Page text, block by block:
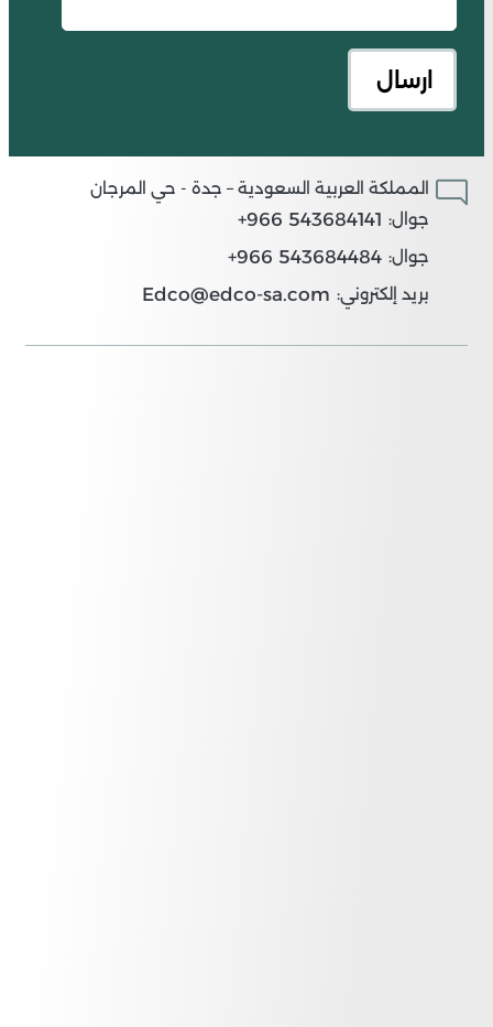
المملكة العربية السعودية – جدة - حي المرجان
جوال: 543684141 966+
جوال: 543684484 966+
بريد إلكتروني: Edco@edco-sa.com